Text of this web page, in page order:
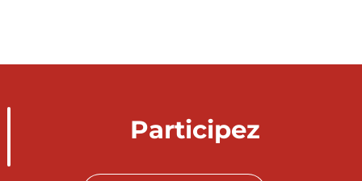
Participez